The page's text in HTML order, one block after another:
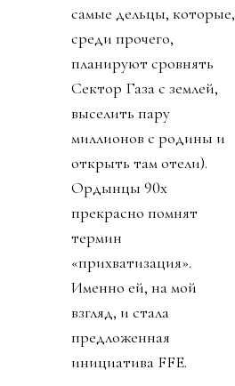
самые дельцы, которые,
среди прочего,
планируют сровнять
Сектор Газа с землей,
выселить пару
миллионов с родины и
открыть там отели).
Ордынцы 90х
прекрасно помнят
термин
«прихватизация».
Именно ей, на мой
взгляд, и стала
предложенная
инициатива FFE.